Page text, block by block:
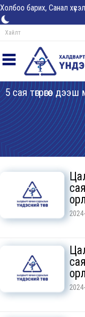
Холбоо барих, Санал
5 сая төгрөгөөс